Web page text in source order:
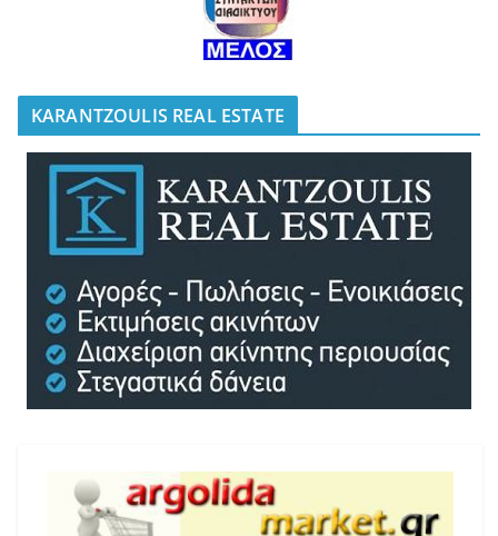
KARANTZOULIS REAL ESTATE